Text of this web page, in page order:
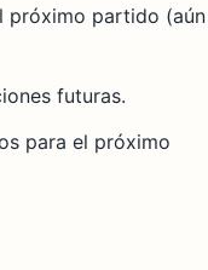
próximo partido
futuras.
para el próximo